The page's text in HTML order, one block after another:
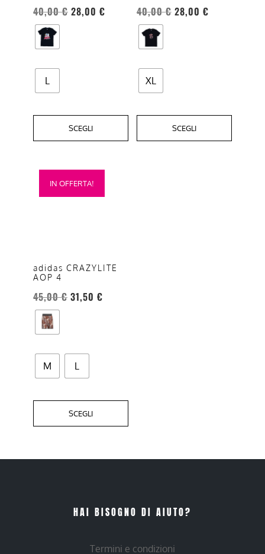
40,00€ 28,00 €
L
SCEGLI
essere
scelte
nella
del
prodotto
40,00€ 28,00 €
XL
SCEGLI
essere
scelte
nella
del
prodotto
IN OFFERTA!
adidas CRAZYLITE
AOP 4
45,00€ 31,50 €
M L
SCEGLI
Questo
prodotto
opzioni
possono
essere
scelte
nella
del
prodotto
HAI BISOGNO DI AIUTO?
Termini e condizioni